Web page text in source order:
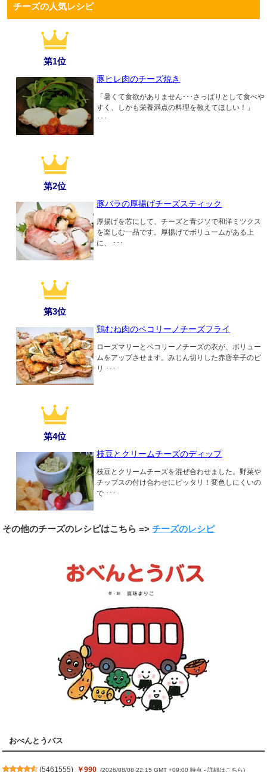
チーズの人気レシピ
第1位
豚ヒレ肉のチーズ焼き
「暑くて食欲がありません･･･さっぱりとして食べや
すく、しかも栄養満点の料理を教えてほしい！」
･･･
第2位
豚バラの厚揚げチーズスティック
厚揚げを芯にして、チーズと青ジソで和洋ミツクス
を楽しむ一品です。厚揚げでボリュームがある上
に、 ･･･
第3位
鶏むね肉のペコリーノチーズフライ
ローズマリーとペコリーノチーズの衣が、ボリュー
ムをアップさせます。みじん切りした赤唐辛子のピ
リ ･･･
第4位
枝豆とクリームチーズのディップ
枝豆とクリームチーズを混ぜ合わせました。野菜や
チップスの付け合わせにピッタリ！変色しにくいの
で ･･･
その他のチーズのレシピはこちら =>チーズのレシピ
おべんとうバス
(5461555) ￥990 (2026/08/08 22:15 GMT +09:00 時点 -詳細はこちら)